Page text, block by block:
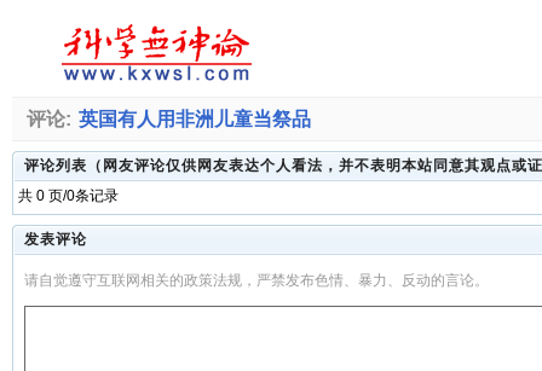
评论: 英国有人用非洲儿童当祭品
评论列表（网友评论仅供网友表达个人看法，并不表明本站同意其观点或
共 0 页/0条记录
发表评论
请自觉遵守互联网相关的政策法规，严禁发布色情、暴力、反动的言论。